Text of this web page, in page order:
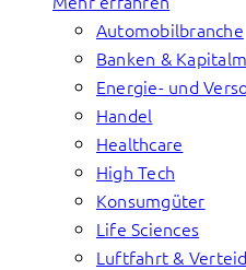
Automobilbranche
Banken &
Energie- und
Handel
Healthcare
High Tech
Konsumgüter
Life Sciences
Luftfahrt &